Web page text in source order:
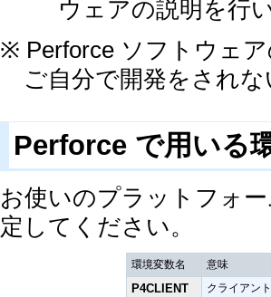
ウェアの説明を行
※ Perforce ソフトウェ
ご自分で開発をされな
Perforce で用いる
お使いのプラットフォ
定してください。
環境変数名 意味
P4CLIENT クライアン